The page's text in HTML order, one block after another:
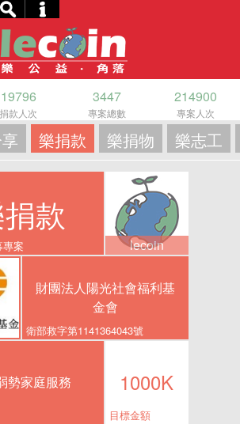
19796
捐款人次
3447
專案總數
214900
專案人次
樂捐款 樂捐物 樂志工
款
案 lecoin
財團法人陽光社會福利基
金會
衛部救字第1141364043號
勢家庭服務 1000K
目標金額